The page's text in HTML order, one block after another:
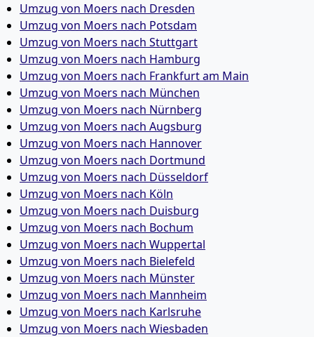
Umzug von Moers nach Dresden
Umzug von Moers nach Potsdam
Umzug von Moers nach Stuttgart
Umzug von Moers nach Hamburg
Umzug von Moers nach Frankfurt am Main
Umzug von Moers nach München
Umzug von Moers nach Nürnberg
Umzug von Moers nach Augsburg
Umzug von Moers nach Hannover
Umzug von Moers nach Dortmund
Umzug von Moers nach Düsseldorf
Umzug von Moers nach Köln
Umzug von Moers nach Duisburg
Umzug von Moers nach Bochum
Umzug von Moers nach Wuppertal
Umzug von Moers nach Bielefeld
Umzug von Moers nach Münster
Umzug von Moers nach Mannheim
Umzug von Moers nach Karlsruhe
Umzug von Moers nach Wiesbaden